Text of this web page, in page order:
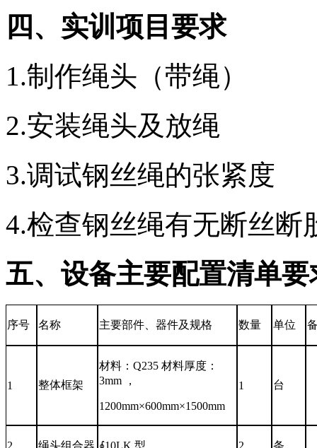
四、实训项目要求
1.制作绳头（带绳）
2.安装绳头及放绳
3.调试钢丝绳的张紧度
4.检查钢丝绳有无断丝断
五、设备主要配置清单要
序号 名称 主要部件、器件及规格 数量 单位
1 整体框架
材料：Q235 材料厚度：
3mm ，
1200mm×600mm×1500mm
1 台
2 绳头组合器 ∮10LK 型 2 条